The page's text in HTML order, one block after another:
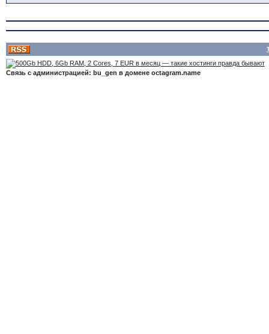
Связь с администрацией: bu_gen в домене octagram.name